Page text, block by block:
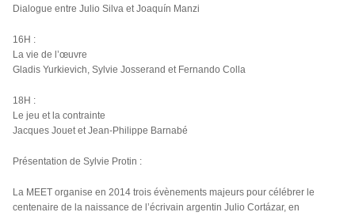
Dialogue entre Julio Silva et Joaquín Manzi
16H :
La vie de l’œuvre
Gladis Yurkievich, Sylvie Josserand et Fernando Colla
18H :
Le jeu et la contrainte
Jacques Jouet et Jean-Philippe Barnabé
Présentation de Sylvie Protin :
La MEET organise en 2014 trois évènements majeurs pour célébrer le
centenaire de la naissance de l’écrivain argentin Julio Cortázar, en